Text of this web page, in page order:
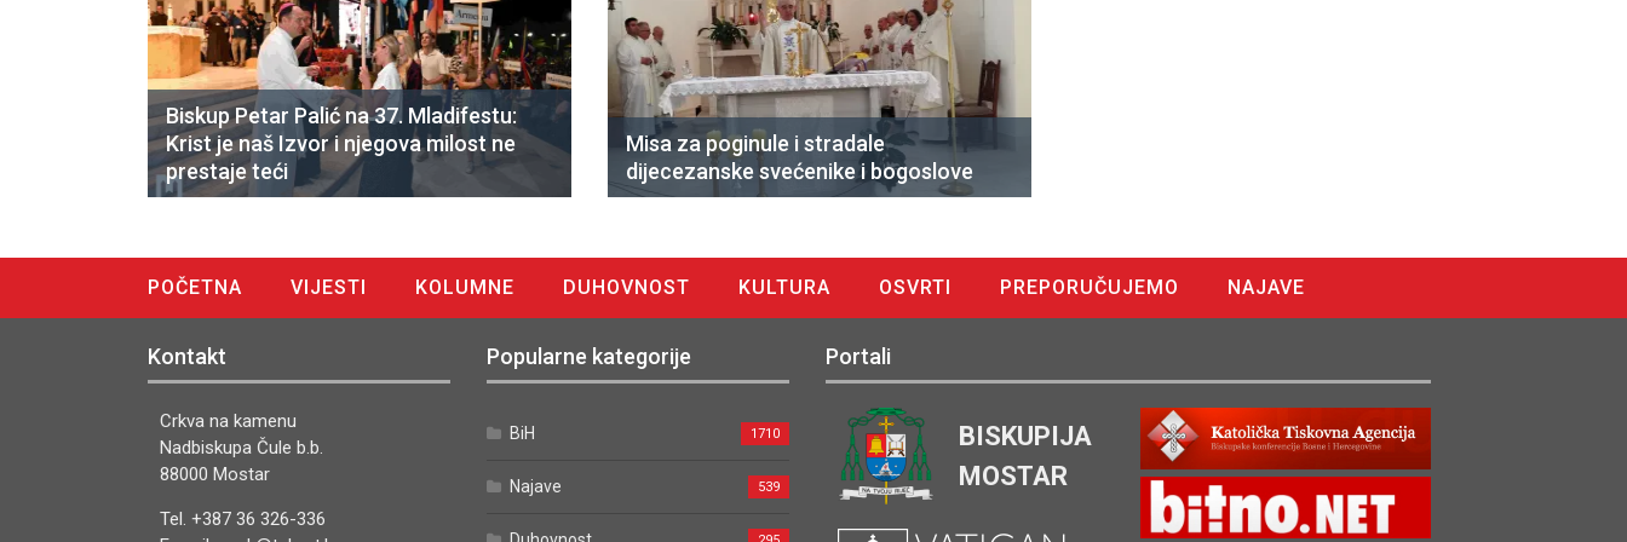
Biskup Petar Palić na 37. Mladifestu:
Krist je naš Izvor i njegova milost ne
prestaje teći
Misa za poginule i stradale
dijecezanske svećenike i bogoslove
POČETNA VIJESTI KOLUMNE DUHOVNOST KULTURA OSVRTI PREPORUČUJEMO
NAJAVE
Kontakt
Crkva na kamenu
Nadbiskupa Čule b.b.
88000 Mostar
Tel. +387 36 326-336
Popularne kategorije
BiH 1710
Najave 539
Portali
BISKUPIJA
MOSTAR